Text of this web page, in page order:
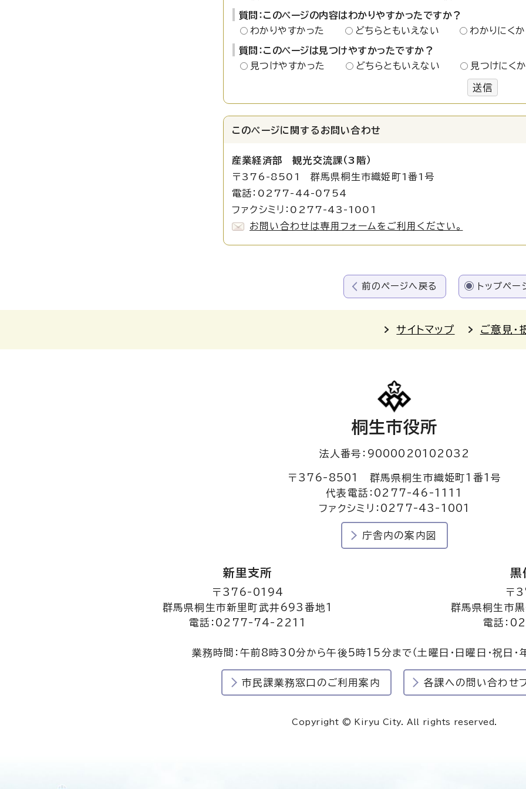
質問：このページの内容はわかりやすかったですか？
わかりやすかった
どちらともいえない わかりにく
質問：このページは見つけやすかったですか？
見つけやすかった
どちらともいえない 見つけにく
送信
このページに関する お問い合わせ
産業経済部 観光交流課（3階）
〒376-8501 群馬県桐生市織姫町1番1号
電話：0277-44-0754
ファクシミリ：0277-43-1001
お問い合わせは専用フォームをご利用ください。
前のページへ戻る トップペー
サイトマップ ご意見・
桐生市役所
法人番号：9000020102032
〒376-8501 群馬県桐生市織姫町1番1号
代表電話：0277-46-1111
ファクシミリ：0277-43-1001
庁舎内の案内図
新里支所
〒376-0194
群馬県桐生市新里町武井693番地1
電話：0277-74-2211
黒
〒
群馬県桐生市
電話：
業務時間：午前8時30分から午後5時15分まで（土曜日・日曜日・祝日
市民課業務窓口のご利用案内 各課への問い合わせ
Copyright © Kiryu City. All rights reserved.